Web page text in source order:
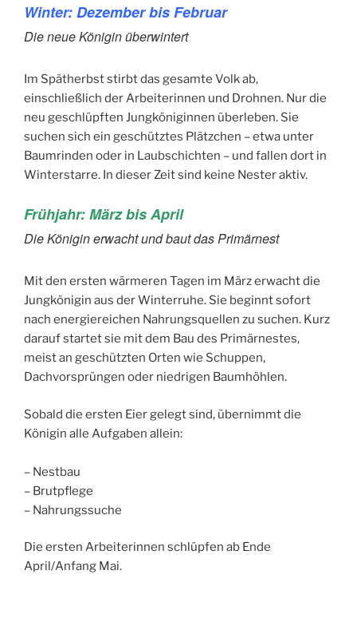
Winter: Dezember bis Februar
Die neue Königin überwintert
Im Spätherbst stirbt das gesamte Volk ab,
einschließlich der Arbeiterinnen und Drohnen. Nur die
neu geschlüpften Jungköniginnen überleben. Sie
suchen sich ein geschütztes Plätzchen – etwa unter
Baumrinden oder in Laubschichten – und fallen dort in
Winterstarre. In dieser Zeit sind keine Nester aktiv.
Frühjahr: März bis April
Die Königin erwacht und baut das Primärnest
Mit den ersten wärmeren Tagen im März erwacht die
Jungkönigin aus der Winterruhe. Sie beginnt sofort
nach energiereichen Nahrungsquellen zu suchen. Kurz
darauf startet sie mit dem Bau des Primärnestes,
meist an geschützten Orten wie Schuppen,
Dachvorsprüngen oder niedrigen Baumhöhlen.
Sobald die ersten Eier gelegt sind, übernimmt die
Königin alle Aufgaben allein:
– Nestbau
– Brutpflege
– Nahrungssuche
Die ersten Arbeiterinnen schlüpfen ab Ende
April/Anfang Mai.